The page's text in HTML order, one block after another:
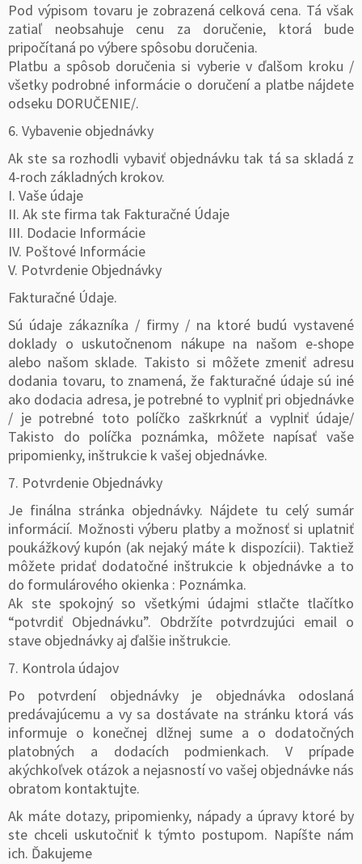
Pod výpisom tovaru je zobrazená celková cena. Tá však
zatiaľ neobsahuje cenu za doručenie, ktorá bude
pripočítaná po výbere spôsobu doručenia.
Platbu a spôsob doručenia si vyberie v ďalšom kroku /
všetky podrobné informácie o doručení a platbe nájdete
odseku DORUČENIE/.
6. Vybavenie objednávky
Ak ste sa rozhodli vybaviť objednávku tak tá sa skladá z
4-roch základných krokov.
I. Vaše údaje
II. Ak ste firma tak Fakturačné Údaje
III. Dodacie Informácie
IV. Poštové Informácie
V. Potvrdenie Objednávky
Fakturačné Údaje.
Sú údaje zákazníka / firmy / na ktoré budú vystavené
doklady o uskutočnenom nákupe na našom e-shope
alebo našom sklade. Takisto si môžete zmeniť adresu
dodania tovaru, to znamená, že fakturačné údaje sú iné
ako dodacia adresa, je potrebné to vyplniť pri objednávke
/ je potrebné toto políčko zaškrknúť a vyplniť údaje/
Takisto do políčka poznámka, môžete napísať vaše
pripomienky, inštrukcie k vašej objednávke.
7. Potvrdenie Objednávky
Je finálna stránka objednávky. Nájdete tu celý sumár
informácií. Možnosti výberu platby a možnosť si uplatniť
poukážkový kupón (ak nejaký máte k dispozícii). Taktiež
môžete pridať dodatočné inštrukcie k objednávke a to
do formulárového okienka : Poznámka.
Ak ste spokojný so všetkými údajmi stlačte tlačítko
“potvrdiť Objednávku”. Obdržíte potvrdzujúci email o
stave objednávky aj ďalšie inštrukcie.
7. Kontrola údajov
Po potvrdení objednávky je objednávka odoslaná
predávajúcemu a vy sa dostávate na stránku ktorá vás
informuje o konečnej dlžnej sume a o dodatočných
platobných a dodacích podmienkach. V prípade
akýchkoľvek otázok a nejasností vo vašej objednávke nás
obratom kontaktujte.
Ak máte dotazy, pripomienky, nápady a úpravy ktoré by
ste chceli uskutočniť k týmto postupom. Napíšte nám
ich. Ďakujeme